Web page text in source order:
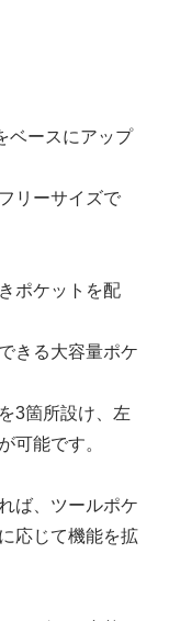
ベースにアップ
リーサイズで
ポケットを配
きる大容量ポケ
3箇所設け、左
可能です。
ば、ツールポケ
応じて機能を拡